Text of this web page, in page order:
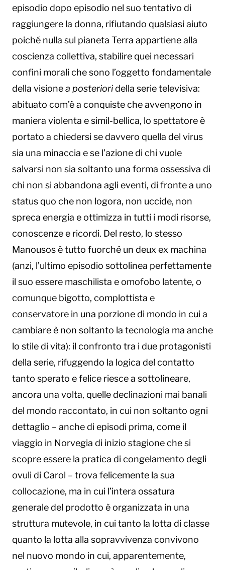
episodio dopo episodio nel suo tentativo di
raggiungere la donna, rifiutando qualsiasi aiuto
poiché nulla sul pianeta Terra appartiene alla
coscienza collettiva, stabilire quei necessari
confini morali che sono l’oggetto fondamentale
della visionea posterioridella serie televisiva:
abituato com’è a conquiste che avvengono in
maniera violenta e simil-bellica, lo spettatore è
portato a chiedersi se davvero quella del virus
sia una minaccia e se l’azione di chi vuole
salvarsi non sia soltanto una forma ossessiva di
chi non si abbandona agli eventi, di fronte a uno
status quo che non logora, non uccide, non
spreca energia e ottimizza in tutti i modi risorse,
conoscenze e ricordi. Del resto, lo stesso
Manousos è tutto fuorché un deux ex machina
(anzi, l’ultimo episodio sottolinea perfettamente
il suo essere maschilista e omofobo latente, o
comunque bigotto, complottista e
conservatore in una porzione di mondo in cui a
cambiare è non soltanto la tecnologia ma anche
lo stile di vita): il confronto tra i due protagonisti
della serie, rifuggendo la logica del contatto
tanto sperato e felice riesce a sottolineare,
ancora una volta, quelle declinazioni mai banali
del mondo raccontato, in cui non soltanto ogni
dettaglio – anche di episodi prima, come il
viaggio in Norvegia di inizio stagione che si
scopre essere la pratica di congelamento degli
ovuli di Carol – trova felicemente la sua
collocazione, ma in cui l’intera ossatura
generale del prodotto è organizzata in una
struttura mutevole, in cui tanto la lotta di classe
quanto la lotta alla sopravvivenza convivono
nel nuovo mondo in cui, apparentemente,